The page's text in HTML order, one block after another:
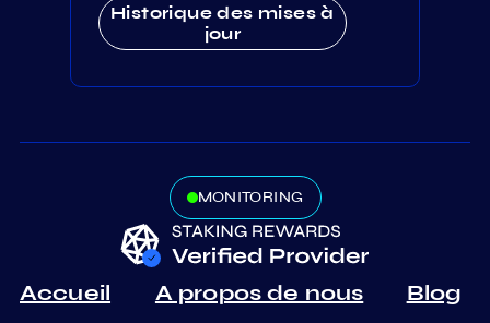
Historique des mises à
jour
MONITORING
Accueil A propos de nous Blog